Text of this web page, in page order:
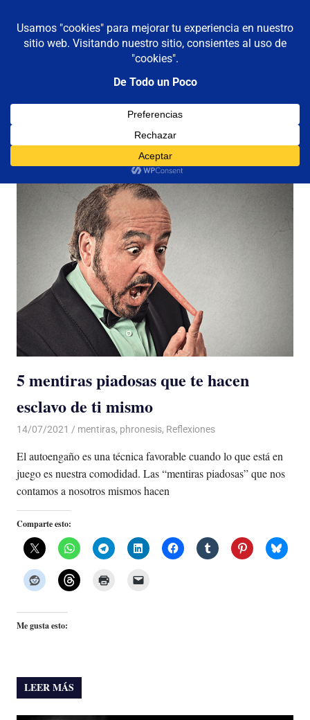
contenido
De todo un poco
Reflexiones,
Viajes
MENÚ
Categoría:mentiras
5 mentiras piadosas que te hacen
esclavo de ti mismo
14/07/2021 De todo un Poco
mentiras, phronesis, Reflexiones
El autoengaño es una técnica favorable cuando lo que está en
juego es nuestra comodidad. Las “mentiras piadosas” que nos
contamos a nosotros mismos hacen
Comparte esto:
Me gusta esto:
LEER MÁS